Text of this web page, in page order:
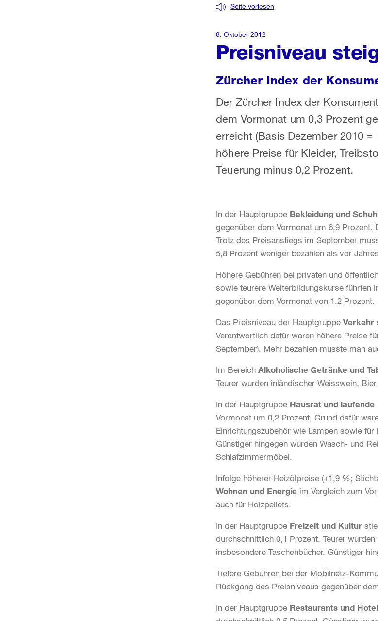
Preisniveau
Seite vorlesen
Zürcher Index der
Der Zürcher Index der
dem Vormonat um 0,3 Prozent
erreicht (Basis Dezember 2010
höhere Preise für Kleider,
Teuerung minus 0,2 Prozent.
8. Oktober 2012
In der Hauptgruppe Bekleidung und
gegenüber dem Vormonat um 6,9 Prozent.
Trotz des Preisanstiegs im September
5,8 Prozent weniger bezahlen als vor
Höhere Gebühren bei privaten und
sowie teurere Weiterbildungskurse führten
gegenüber dem Vormonat von 1,2 Prozent.
Das Preisniveau der HauptgruppeVerkehr
Verantwortlich dafür waren höhere Preise
September). Mehr bezahlen musste man
Im BereichAlkoholische Getränke und
Teurer wurden inländischer Weisswein,
In der Hauptgruppe Hausrat und
Vormonat um 0,2 Prozent. Grund dafür
Einrichtungszubehör wie Lampen sowie
Günstiger hingegen wurden Wasch- und
Schlafzimmermöbel.
Infolge höherer Heizölpreise (+1,9 %;
Wohnen und Energie im Vergleich zum
auch für Holzpellets.
In der Hauptgruppe Freizeit und Kultur
durchschnittlich 0,1 Prozent. Teurer
insbesondere Taschenbücher. Günstiger
Tiefere Gebühren bei der Mobilnetz-
Rückgang des Preisniveaus gegenüber
In der Hauptgruppe Restaurants und